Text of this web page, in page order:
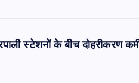
स्टेशनों के बीच दोहरीकरण